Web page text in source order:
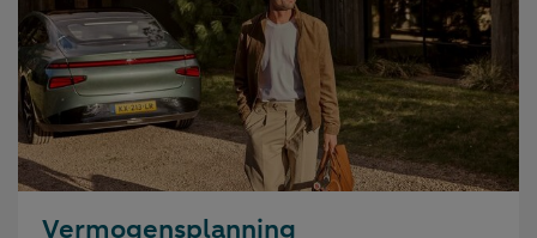
Vermogensplanning